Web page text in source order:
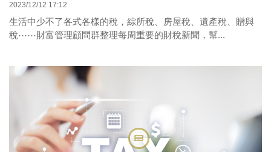
2023/12/12 17:12
生活中少不了各式各樣的稅，綜所稅、房屋稅、遺產稅、贈與
稅⋯⋯財富管理顧問群整理每周重要的財稅新聞，幫...